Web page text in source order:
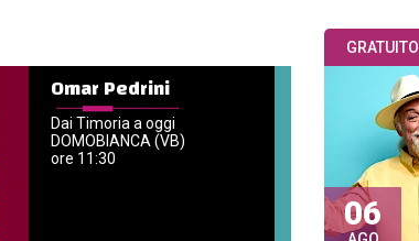
Omar Pedrini
Dai Timoria a oggi
DOMOBIANCA (VB)
ore 11:30
GRATUITO
06